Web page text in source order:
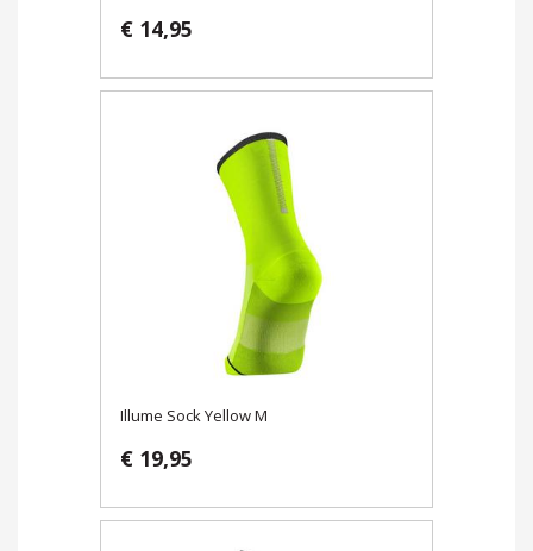
€ 14,95
Illume Sock Yellow M
€ 19,95